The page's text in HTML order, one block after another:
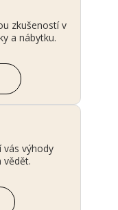
zkušeností v
a nábytku.
vás výhody
vědět.